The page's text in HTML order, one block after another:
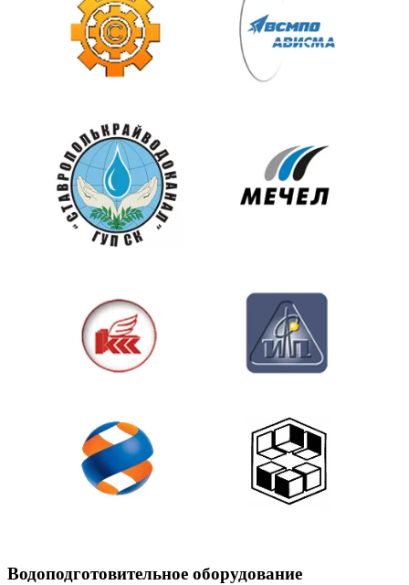
Водоподготовительное оборудование